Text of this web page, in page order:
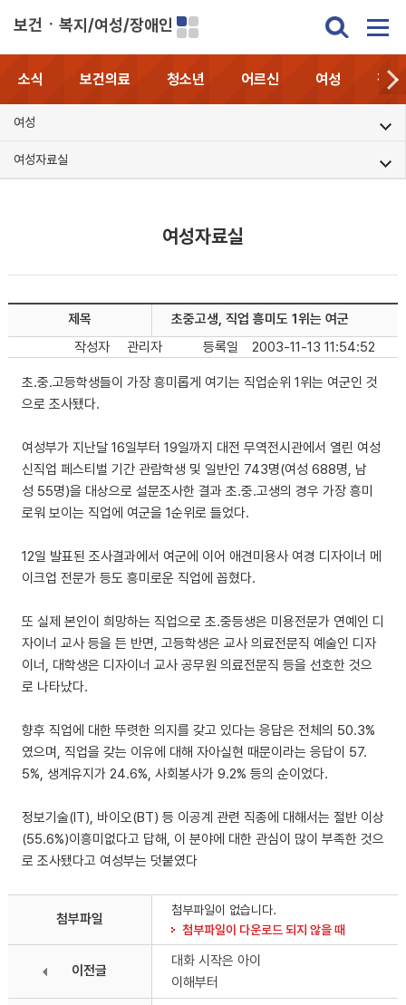
보건ㆍ복지/여성/장애인
소식 보건의료 청소년 어르신 여성 장애
여성
여성자료실
여성자료실
제목
초중고생, 직업 흥미도 1위는 여군
등록일
2003-11-13 11:54:52
작성자 관리자
초.중.고등학생들이 가장 흥미롭게 여기는 직업순위 1위는 여군인 것
으로 조사됐다.
여성부가 지난달 16일부터 19일까지 대전 무역전시관에서 열린 여성
신직업 페스티벌 기간 관람학생 및 일반인 743명(여성 688명, 남
성 55명)을 대상으로 설문조사한 결과 초.중.고생의 경우 가장 흥미
로워 보이는 직업에 여군을 1순위로 들었다.
12일 발표된 조사결과에서 여군에 이어 애견미용사 여경 디자이너 메
이크업 전문가 등도 흥미로운 직업에 꼽혔다.
또 실제 본인이 희망하는 직업으로 초.중등생은 미용전문가 연예인 디
자이너 교사 등을 든 반면, 고등학생은 교사 의료전문직 예술인 디자
이너, 대학생은 디자이너 교사 공무원 의료전문직 등을 선호한 것으
로 나타났다.
향후 직업에 대한 뚜렷한 의지를 갖고 있다는 응답은 전체의 50.3%
였으며, 직업을 갖는 이유에 대해 자아실현 때문이라는 응답이 57.
5%, 생계유지가 24.6%, 사회봉사가 9.2% 등의 순이었다.
정보기술(IT), 바이오(BT) 등 이공계 관련 직종에 대해서는 절반 이상
(55.6%)이흥미없다고 답해, 이 분야에 대한 관심이 많이 부족한 것으
로 조사됐다고 여성부는 덧붙였다
첨부파일
첨부파일이 없습니다.
첨부파일이 다운로드 되지 않을 때
이전글
대화 시작은 아이
이해부터